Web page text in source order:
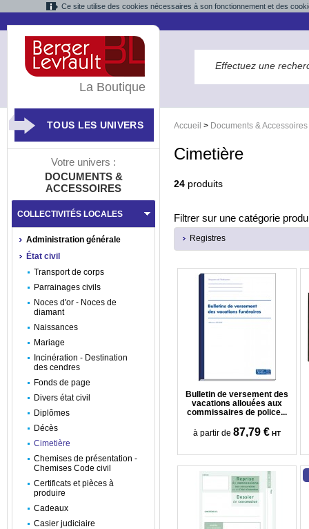
Ce site utilise des cookies nécessaires à son fonctionnement et des
Accueil > Documents & Accessoires
Cimetière
24 produits
Filtrer sur une catégorie
Registres
Bulletin de versement des
vacations allouées aux
commissaires de police...
à partir de 87,79 € HT
La Boutique
TOUS LES UNIVERS
Votre univers :
DOCUMENTS &
ACCESSOIRES
COLLECTIVITÉS LOCALES
Administration générale
État civil
Transport de corps
Parrainages civils
Noces d'or - Noces de
diamant
Naissances
Mariage
Incinération - Destination
des cendres
Fonds de page
Divers état civil
Diplômes
Décès
Cimetière
Chemises de présentation -
Chemises Code civil
Certificats et pièces à
produire
Cadeaux
Casier judiciaire